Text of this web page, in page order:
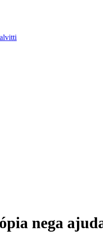
nega